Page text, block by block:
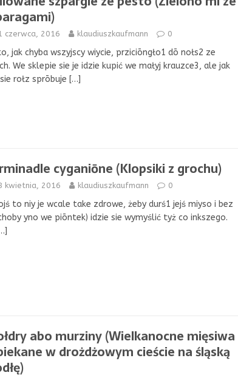
czerwca, 2016 klaudiuszkaufmann 0
jak chyba wszyjscy wiycie, prziciōngło1 dō nołs2 ze
We sklepie sie je idzie kupić we małyj krauzce3, ale jak
rołz sprōbuje […]
cyganiōne (Klopsiki z grochu)
kwietnia, 2016 klaudiuszkaufmann 0
to niy je wcale take zdrowe, żeby durś1 jejś miyso i bez
yno we piōntek) idzie sie wymyślić tyż co inkszego.
abo murziny (Wielkanocne mięsiwa
w drożdżowym cieście na śląską